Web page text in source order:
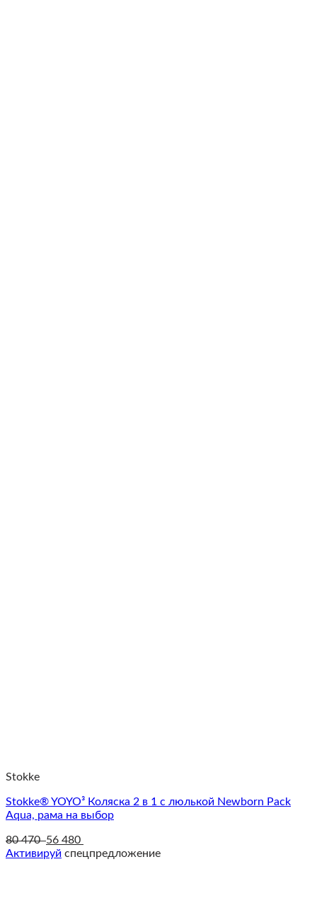
Stokke
Stokke® YOYO³ Коляска 2 в 1 с люлькой Newborn Pack
Aqua, рама на выбор
80 470 56 480
Активируй спецпредложение